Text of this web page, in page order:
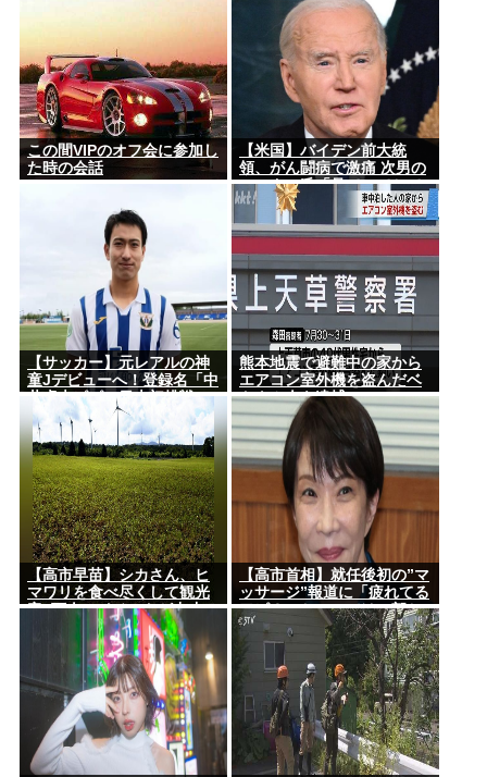
この間VIPのオフ会に参加し
た時の会話
【米国】バイデン前大統
領、がん闘病で激痛 次男の
ハンター氏「見ていてとて
もつらい」
【サッカー】元レアルの神
童Jデビューへ！登録名「中
井卓大ピピ」日本初挑戦の
22歳今治MFが開幕戦に先発
熊本地震で避難中の家から
エアコン室外機を盗んだベ
トナム人を逮捕
【高市早苗】シカさん、ヒ
マワリを食べ尽くして観光
客6万人のイベントが中止に
なる…さらにコスモス畑も
食べ尽くす
【高市首相】就任後初の”マ
ッサージ”報道に「疲れてる
アピ？」とSNSでは一部か
ら冷ややかな声…被災地視
察”PV動画”から続く不信